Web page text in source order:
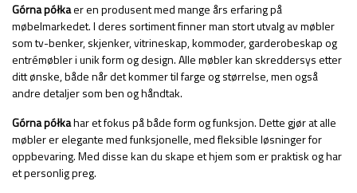
Górna półkaer en produsent med mange års erfaring på
møbelmarkedet. I deres sortiment finner man stort utvalg av møbler
som tv-benker, skjenker, vitrineskap, kommoder, garderobeskap og
entrémøbler i unik form og design. Alle møbler kan skreddersys etter
ditt ønske, både når det kommer til farge og størrelse, men også
andre detaljer som ben og håndtak.
Górna półkahar et fokus på både form og funksjon. Dette gjør at alle
møbler er elegante med funksjonelle, med fleksible løsninger for
oppbevaring. Med disse kan du skape et hjem som er praktisk og har
et personlig preg.